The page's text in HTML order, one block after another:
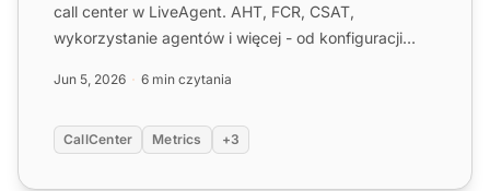
call center w LiveAgent. AHT, FCR, CSAT,
wykorzystanie agentów i więcej - od konfiguracji
Jun 5, 2026 6 min czytania
CallCenter Metrics +3